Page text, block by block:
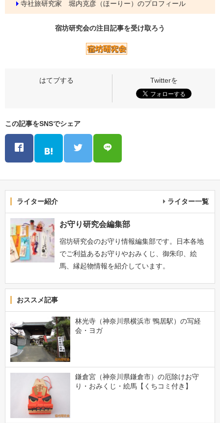
寺社旅研究家 堀内克彦（ほーりー）のプロフィール
宿坊研究会の注目記事を受け取ろう
この記事をSNSでシェア
ライター紹介 ライター一覧
お守り研究会編集部
宿坊研究会のお守り情報編集部です。日本各地
でご利益あるお守りやおみくじ、御朱印、絵
馬、縁起物情報を紹介しています。
おススメ記事
林光寺（神奈川県横浜市 鴨居駅）の写経
会・ヨガ
鎌倉宮（神奈川県鎌倉市）の厄除けお守
り・おみくじ・絵馬【くちコミ付き】